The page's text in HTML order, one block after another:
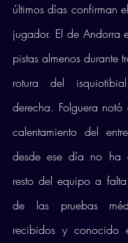
últimos días confirman
jugador. El de Andorra
pistas almenos durante
rotura del
derecha. Folguera
calentamiento del
desde ese día no ha
resto del equipo a
de las pruebas
recibidos y conocido